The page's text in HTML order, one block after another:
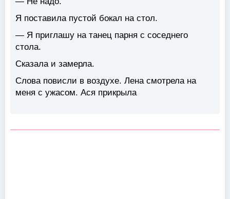
Я поставила пустой бокал на стол.
— Я приглашу на танец парня с соседнего
стола.
Сказала и замерла.
Слова повисли в воздухе. Лена смотрела на
меня с ужасом. Ася прикрыла